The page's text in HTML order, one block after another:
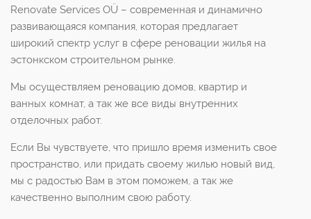
Renovate Services OÜ – современная и динамично
развивающаяся компания, которая предлагает
широкий спектр услуг в сфере реновации жилья на
эстонкском строительном рынке.
Мы осуществляем реновацию домов, квартир и
ванных комнат, а так же все виды внутренних
отделочных работ.
Если Вы чувствуете, что пришло время изменить свое
пространство, или придать своему жилью новый вид,
мы с радостью Вам в этом поможем, а так же
качественно выполним свою работу.